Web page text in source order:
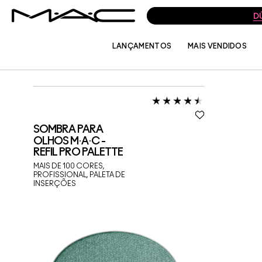
LANÇAMENTOS MAIS VENDIDOS
COMPONENTES DO KIT
SOMBRA PARA
OLHOS M·A·C -
REFIL PRO PALETTE
MAIS DE 100 CORES,
PROFISSIONAL, PALETA DE
INSERÇÕES